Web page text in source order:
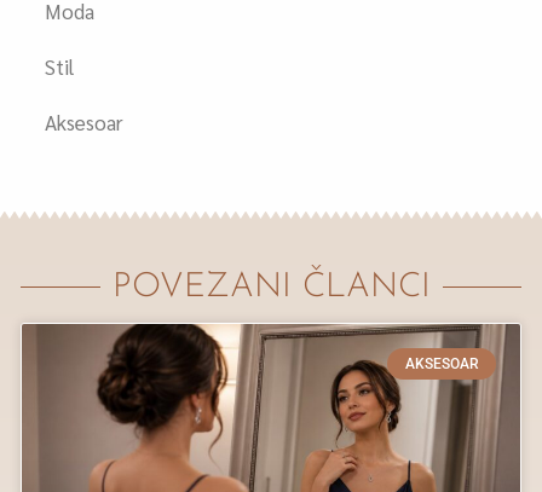
Moda
Stil
Aksesoar
POVEZANI ČLANCI
AKSESOAR